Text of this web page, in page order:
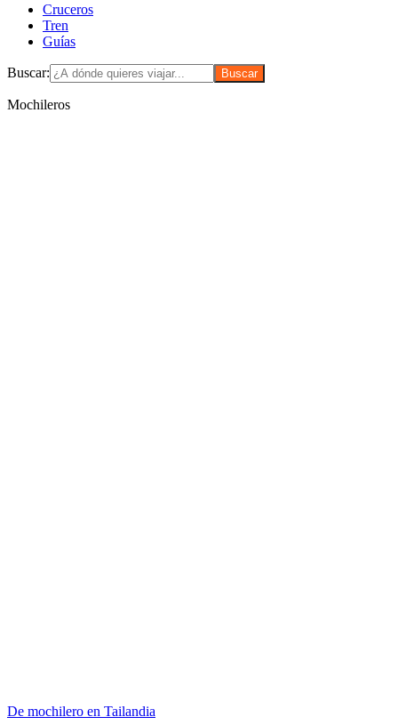
Cruceros
Tren
Guías
Buscar:
Mochileros
De mochilero en Tailandia